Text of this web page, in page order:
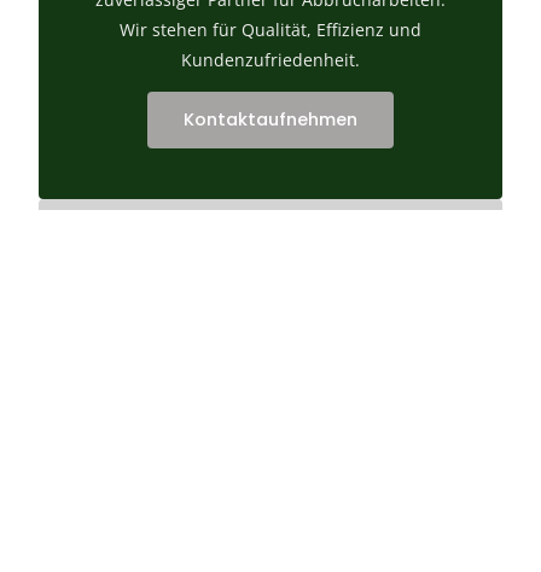
Wir stehen für Qualität, Effizienz und
Kundenzufriedenheit.
Kontaktaufnehmen